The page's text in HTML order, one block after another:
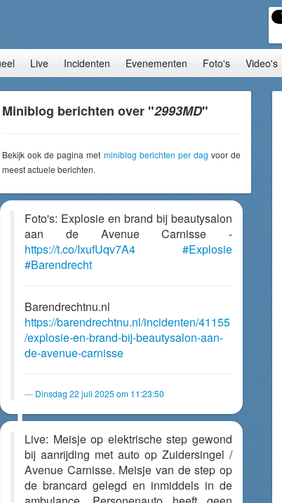
Live Incidenten Evenementen Foto's Video's
Miniblog berichten over "2993MD"
Bekijk ook de pagina met miniblog berichten per dag voor de
meest actuele berichten.
Foto's: Explosie en brand bij beautysalon
aan de Avenue Carnisse -
https://t.co/IxufUqv7A4
#Explosie
#Barendrecht
Barendrechtnu.nl
https://barendrechtnu.nl/incidenten/41155
/explosie-en-brand-bij-beautysalon-aan-
de-avenue-carnisse
Dinsdag 22 juli 2025 om 11:23:50
Live: Meisje op elektrische step gewond
bij aanrijding met auto op Zuidersingel /
Avenue Carnisse. Meisje van de step op
de brancard gelegd en inmiddels in de